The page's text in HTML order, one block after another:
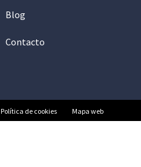
Blog
Contacto
Política de cookies Mapa web